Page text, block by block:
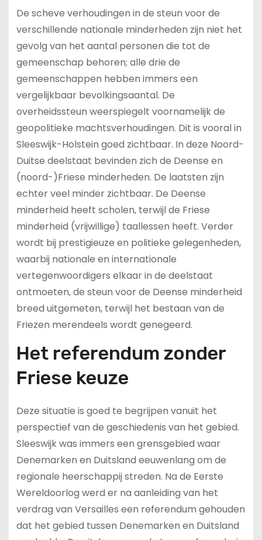
De scheve verhoudingen in de steun voor de
verschillende nationale minderheden zijn niet het
gevolg van het aantal personen die tot de
gemeenschap behoren; alle drie de
gemeenschappen hebben immers een
vergelijkbaar bevolkingsaantal. De
overheidssteun weerspiegelt voornamelijk de
geopolitieke machtsverhoudingen. Dit is vooral in
Sleeswijk-Holstein goed zichtbaar. In deze Noord-
Duitse deelstaat bevinden zich de Deense en
(noord-)Friese minderheden. De laatsten zijn
echter veel minder zichtbaar. De Deense
minderheid heeft scholen, terwijl de Friese
minderheid (vrijwillige) taallessen heeft. Verder
wordt bij prestigieuze en politieke gelegenheden,
waarbij nationale en internationale
vertegenwoordigers elkaar in de deelstaat
ontmoeten, de steun voor de Deense minderheid
breed uitgemeten, terwijl het bestaan van de
Friezen merendeels wordt genegeerd.
Het referendum zonder
Friese keuze
Deze situatie is goed te begrijpen vanuit het
perspectief van de geschiedenis van het gebied.
Sleeswijk was immers een grensgebied waar
Denemarken en Duitsland eeuwenlang om de
regionale heerschappij streden. Na de Eerste
Wereldoorlog werd er na aanleiding van het
verdrag van Versailles een referendum gehouden
dat het gebied tussen Denemarken en Duitsland